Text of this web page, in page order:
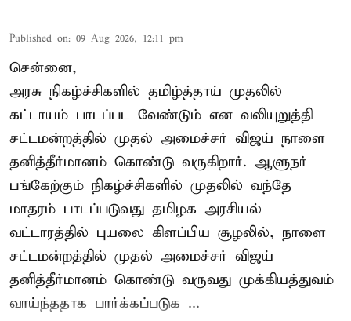
Published on: 09 Aug 2026, 12:11 pm
சென்னை,
அரசு நிகழ்ச்சிகளில் தமிழ்த்தாய் முதலில்
கட்டாயம் பாடப்பட வேண்டும் என வலியுறுத்தி
சட்டமன்றத்தில் முதல் அமைச்சர் விஜய் நாளை
தனித்தீர்மானம் கொண்டு வருகிறார். ஆளுநர்
பங்கேற்கும் நிகழ்ச்சிகளில் முதலில் வந்தே
மாதரம் பாடப்படுவது தமிழக அரசியல்
வட்டாரத்தில் புயலை கிளப்பிய சூழலில், நாளை
சட்டமன்றத்தில் முதல் அமைச்சர் விஜய்
தனித்தீர்மானம் கொண்டு வருவது முக்கியத்துவம்
வாய்ந்ததாக பார்க்கப்படுக ...